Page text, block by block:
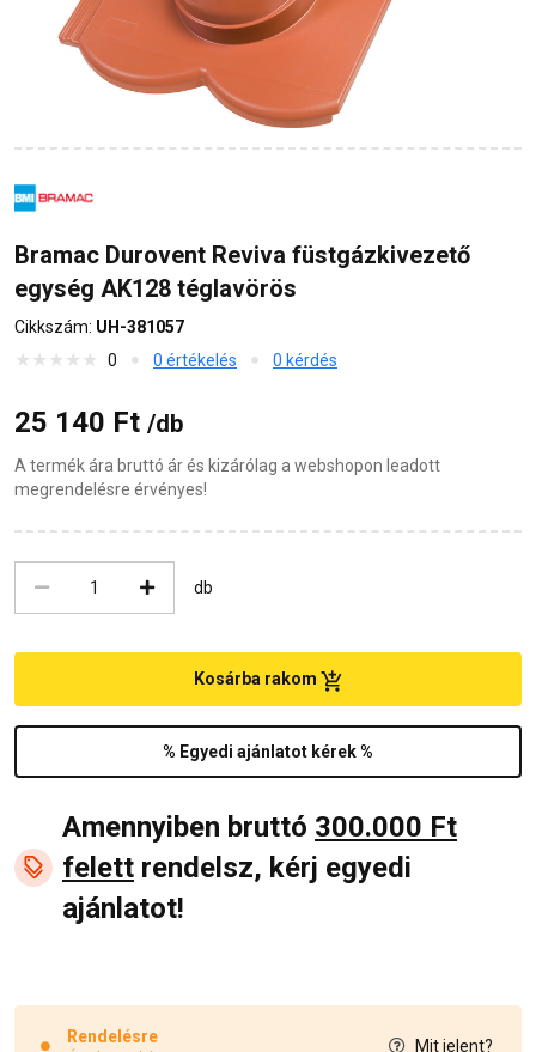
Bramac Durovent Reviva füstgázkivezető
egység AK128 téglavörös
Cikkszám: UH-381057
0
0 értékelés 0 kérdés
25 140 Ft /db
A termék ára bruttó ár és kizárólag a webshopon leadott
megrendelésre érvényes!
db
% Egyedi ajánlatot kérek %
Kosárba rakom
Amennyiben bruttó 300.000 Ft
felett rendelsz, kérj egyedi
ajánlatot!
Rendelésre
Mit jelent?